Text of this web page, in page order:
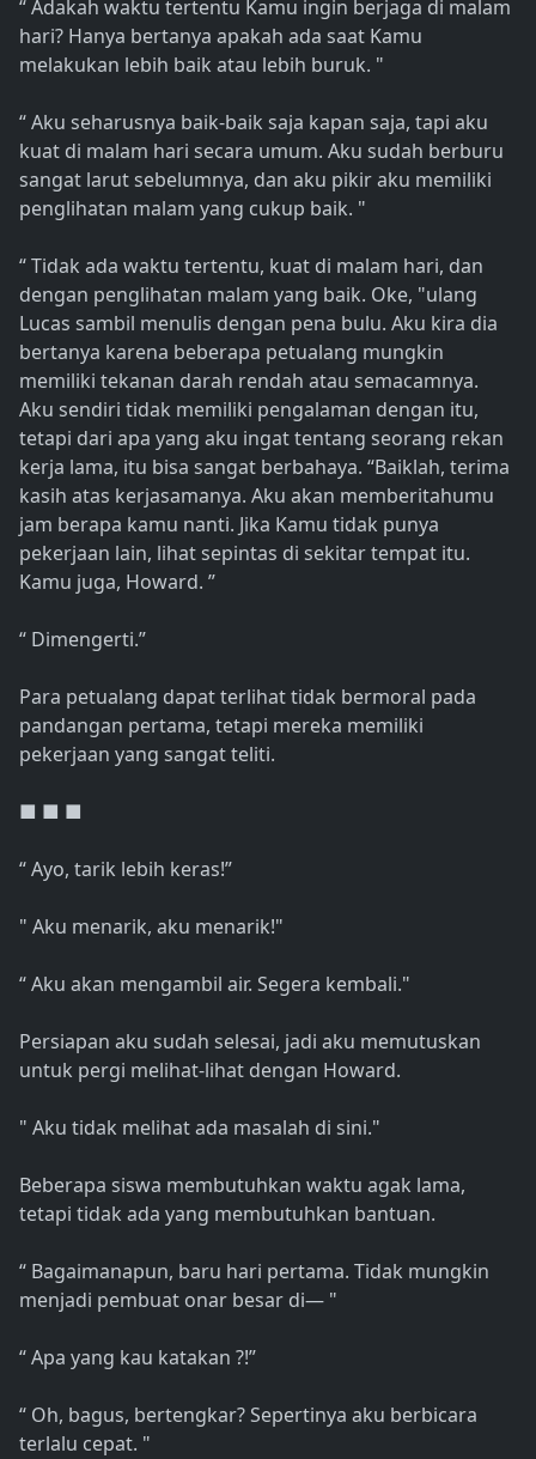
“ Adakah waktu tertentu Kamu ingin berjaga di malam
hari? Hanya bertanya apakah ada saat Kamu
melakukan lebih baik atau lebih buruk. "
“ Aku seharusnya baik-baik saja kapan saja, tapi aku
kuat di malam hari secara umum. Aku sudah berburu
sangat larut sebelumnya, dan aku pikir aku memiliki
penglihatan malam yang cukup baik. "
“ Tidak ada waktu tertentu, kuat di malam hari, dan
dengan penglihatan malam yang baik. Oke, "ulang
Lucas sambil menulis dengan pena bulu. Aku kira dia
bertanya karena beberapa petualang mungkin
memiliki tekanan darah rendah atau semacamnya.
Aku sendiri tidak memiliki pengalaman dengan itu,
tetapi dari apa yang aku ingat tentang seorang rekan
kerja lama, itu bisa sangat berbahaya. “Baiklah, terima
kasih atas kerjasamanya. Aku akan memberitahumu
jam berapa kamu nanti. Jika Kamu tidak punya
pekerjaan lain, lihat sepintas di sekitar tempat itu.
Kamu juga, Howard. ”
“ Dimengerti.”
Para petualang dapat terlihat tidak bermoral pada
pandangan pertama, tetapi mereka memiliki
pekerjaan yang sangat teliti.
■ ■ ■
“ Ayo, tarik lebih keras!”
" Aku menarik, aku menarik!"
“ Aku akan mengambil air. Segera kembali."
Persiapan aku sudah selesai, jadi aku memutuskan
untuk pergi melihat-lihat dengan Howard.
" Aku tidak melihat ada masalah di sini."
Beberapa siswa membutuhkan waktu agak lama,
tetapi tidak ada yang membutuhkan bantuan.
“ Bagaimanapun, baru hari pertama. Tidak mungkin
menjadi pembuat onar besar di— "
“ Apa yang kau katakan ?!”
“ Oh, bagus, bertengkar? Sepertinya aku berbicara
terlalu cepat. "